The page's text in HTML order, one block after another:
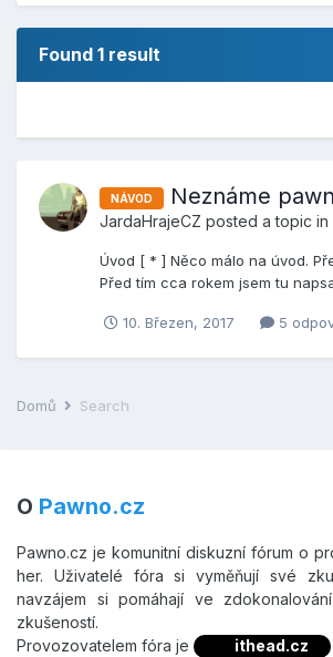
Found 1 result
NÁVOD Neznáme
JardaHrajeCZ posted a topic in
Úvod [ * ] Něco málo na úvod.
Před tím cca rokem jsem tu
10. Březen, 2017 5
Domů Search
O Pawno.cz
Pawno.cz je komunitní diskuzní fórum o
her. Uživatelé fóra si vyměňují své
navzájem si pomáhají ve
zkušeností.
Provozovatelem fóra je
ithead.cz